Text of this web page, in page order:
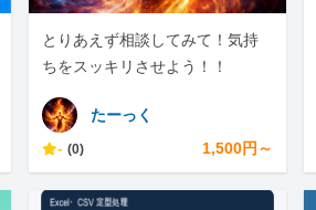
とりあえず相談してみて！気持
ちをスッキリさせよう！！
たーっく
- (0) 1,500円～